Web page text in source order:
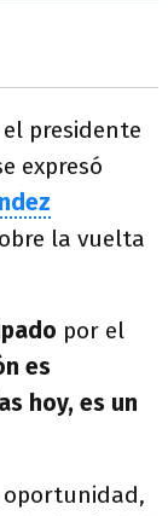
presidente
expresó
la vuelta
por el
es
hoy, es un
oportunidad,